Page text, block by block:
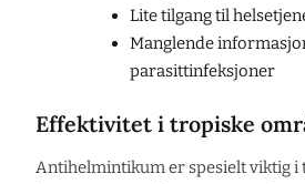
Lite tilgang til
Manglende
parasittinfeksjoner
Effektivitet i tropiske
Antihelmintikum er spesielt viktig